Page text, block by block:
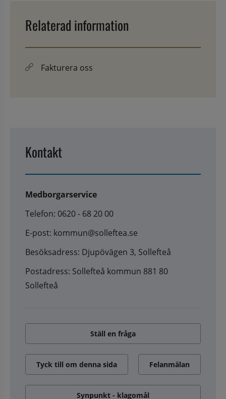
Relaterad information
Fakturera oss
Kontakt
Medborgarservice
Telefon: 0620 - 68 20 00
E-post: kommun@solleftea.se
Besöksadress: Djupövägen 3, Sollefteå
Postadress: Sollefteå kommun 881 80
Sollefteå
Ställ en fråga
Tyck till om denna sida Felanmälan
Synpunkt - klagomål